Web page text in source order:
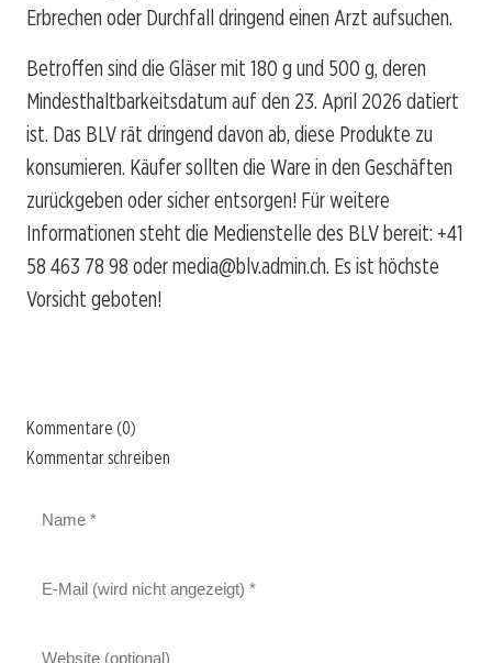
Erbrechen oder Durchfall dringend einen Arzt aufsuchen.
Betroffen sind die Gläser mit 180 g und 500 g, deren
Mindesthaltbarkeitsdatum auf den 23. April 2026 datiert
ist. Das BLV rät dringend davon ab, diese Produkte zu
konsumieren. Käufer sollten die Ware in den Geschäften
zurückgeben oder sicher entsorgen! Für weitere
Informationen steht die Medienstelle des BLV bereit: +41
58 463 78 98 oder media@blv.admin.ch. Es ist höchste
Vorsicht geboten!
Kommentare (0)
Kommentar schreiben